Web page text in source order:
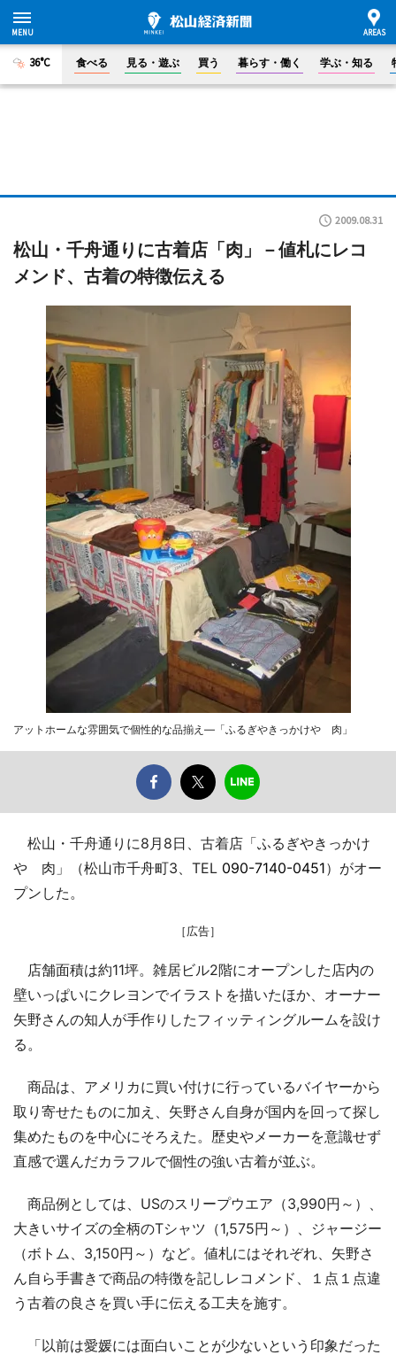
36°C 食べる 見る・遊ぶ 買う 暮らす・働く 学ぶ・知る
2009.08.31
松山・千舟通りに古着店「肉」－値札にレコ
メンド、古着の特徴伝える
アットホームな雰囲気で個性的な品揃え―「ふるぎやきっかけや 肉」
松山・千舟通りに8月8日、古着店「ふるぎやきっかけ
や 肉」（松山市千舟町3、TEL 090-7140-0451）がオー
プンした。
［広告］
店舗面積は約11坪。雑居ビル2階にオープンした店内の
壁いっぱいにクレヨンでイラストを描いたほか、オーナー
矢野さんの知人が手作りしたフィッティングルームを設け
る。
商品は、アメリカに買い付けに行っているバイヤーから
取り寄せたものに加え、矢野さん自身が国内を回って探し
集めたものを中心にそろえた。歴史やメーカーを意識せず
直感で選んだカラフルで個性の強い古着が並ぶ。
商品例としては、USのスリープウエア（3,990円～）、
大きいサイズの全柄のTシャツ（1,575円～）、ジャージー
（ボトム、3,150円～）など。値札にはそれぞれ、矢野さ
ん自ら手書きで商品の特徴を記しレコメンド、１点１点違
う古着の良さを買い手に伝える工夫を施す。
「以前は愛媛には面白いことが少ないという印象だった